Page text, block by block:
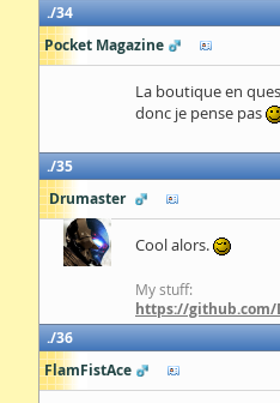
34
Pocket Magazine
La boutique en
donc je pense pas
35
Drumaster
Cool alors.
My stuff:
https://github.com/
36
FlamFistAce